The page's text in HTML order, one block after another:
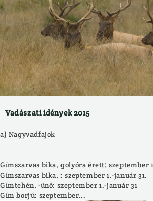
Vadászati idények 2015
a) Nagyvadfajok
Gímszarvas bika, golyóra érett: szeptember
Gímszarvas bika, : szeptember 1.-január 31.
Gímtehén, -ünő: szeptember 1.-január 31
Gím borjú: szeptember...